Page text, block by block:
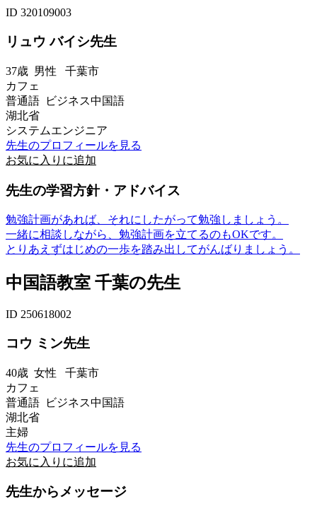
ID 320109003
リュウ バイシ先生
37歳 男性 千葉市
カフェ
普通語 ビジネス中国語
湖北省
システムエンジニア
先生のプロフィールを見る
お気に入りに追加
先生の学習方針・アドバイス
勉強計画があれば、それにしたがって勉強しましょう。
一緒に相談しながら、勉強計画を立てるのもOKです。
とりあえずはじめの一歩を踏み出してがんばりましょう。
中国語教室 千葉の先生
ID 250618002
コウ ミン先生
40歳 女性 千葉市
カフェ
普通語 ビジネス中国語
湖北省
主婦
先生のプロフィールを見る
お気に入りに追加
先生からメッセージ